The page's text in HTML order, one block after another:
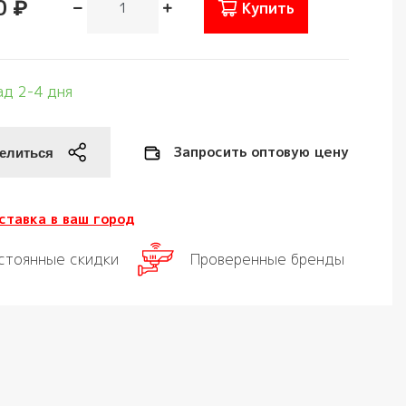
₽ Купить
2-4 дня
Запросить оптовую цену
в ваш город
скидки Проверенные бренды